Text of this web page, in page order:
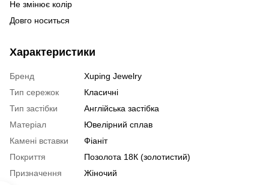
Не змінює колір
Довго носиться
Характеристики
Бренд
Xuping Jewelry
Тип сережок
Класичні
Тип застібки
Англійська застібка
Матеріал
Ювелірний сплав
Камені вставки
Фіаніт
Покриття
Позолота 18К (золотистий)
Призначення
Жіночий